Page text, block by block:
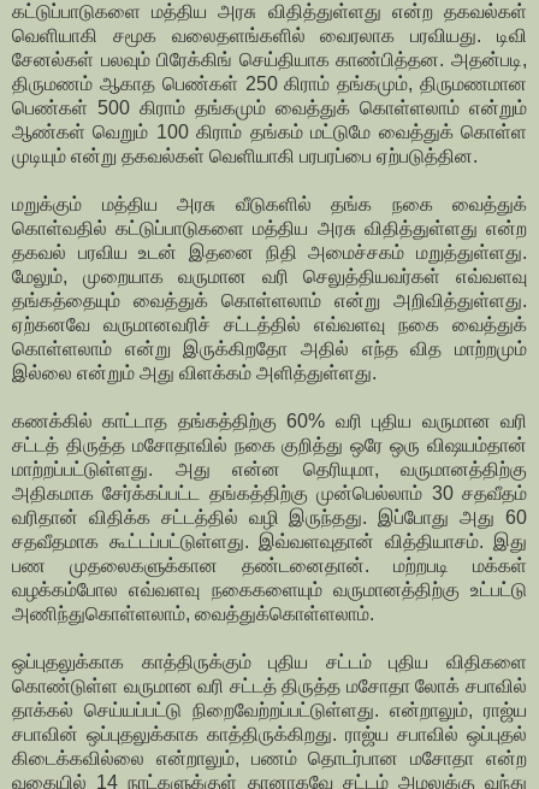
கட்டுப்பாடுகளை மத்திய அரசு விதித்துள்ளது என்ற தகவல்கள்
வெளியாகி சமூக வலைதளங்களில் வைரலாக பரவியது. டிவி
சேனல்கள் பலவும் பிரேக்கிங் செய்தியாக காண்பித்தன. அதன்படி,
திருமணம் ஆகாத பெண்கள் 250 கிராம் தங்கமும், திருமணமான
பெண்கள் 500 கிராம் தங்கமும் வைத்துக் கொள்ளலாம் என்றும்
ஆண்கள் வெறும் 100 கிராம் தங்கம் மட்டுமே வைத்துக் கொள்ள
முடியும் என்று தகவல்கள் வெளியாகி பரபரப்பை ஏற்படுத்தின.
மறுக்கும் மத்திய அரசு வீடுகளில் தங்க நகை வைத்துக்
கொள்வதில் கட்டுப்பாடுகளை மத்திய அரசு விதித்துள்ளது என்ற
தகவல் பரவிய உடன் இதனை நிதி அமைச்சகம் மறுத்துள்ளது.
மேலும், முறையாக வருமான வரி செலுத்தியவர்கள் எவ்வளவு
தங்கத்தையும் வைத்துக் கொள்ளலாம் என்று அறிவித்துள்ளது.
ஏற்கனவே வருமானவரிச் சட்டத்தில் எவ்வளவு நகை வைத்துக்
கொள்ளலாம் என்று இருக்கிறதோ அதில் எந்த வித மாற்றமும்
இல்லை என்றும் அது விளக்கம் அளித்துள்ளது.
கணக்கில் காட்டாத தங்கத்திற்கு 60% வரி புதிய வருமான வரி
சட்டத் திருத்த மசோதாவில் நகை குறித்து ஒரே ஒரு விஷயம்தான்
மாற்றப்பட்டுள்ளது. அது என்ன தெரியுமா, வருமானத்திற்கு
அதிகமாக சேர்க்கப்பட்ட தங்கத்திற்கு முன்பெல்லாம் 30 சதவீதம்
வரிதான் விதிக்க சட்டத்தில் வழி இருந்தது. இப்போது அது 60
சதவீதமாக கூட்டப்பட்டுள்ளது. இவ்வளவுதான் வித்தியாசம். இது
பண முதலைகளுக்கான தண்டனைதான். மற்றபடி மக்கள்
வழக்கம்போல எவ்வளவு நகைகளையும் வருமானத்திற்கு உட்பட்டு
அணிந்துகொள்ளலாம், வைத்துக்கொள்ளலாம்.
ஒப்புதலுக்காக காத்திருக்கும் புதிய சட்டம் புதிய விதிகளை
கொண்டுள்ள வருமான வரி சட்டத் திருத்த மசோதா லோக் சபாவில்
தாக்கல் செய்யப்பட்டு நிறைவேற்றப்பட்டுள்ளது. என்றாலும், ராஜ்ய
சபாவின் ஒப்புதலுக்காக காத்திருக்கிறது. ராஜ்ய சபாவில் ஒப்புதல்
கிடைக்கவில்லை என்றாலும், பணம் தொடர்பான மசோதா என்ற
வகையில் 14 நாட்களுக்குள் தானாகவே சட்டம் அமலுக்கு வந்து